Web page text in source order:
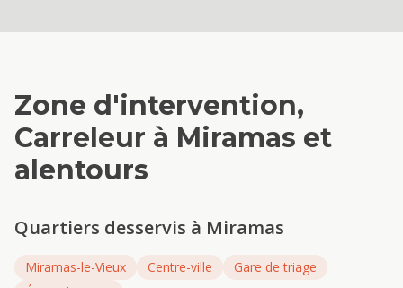
Zone d'intervention,
Carreleur à Miramas et
alentours
Quartiers desservis à Miramas
Miramas-le-Vieux Centre-ville
Gare de triage